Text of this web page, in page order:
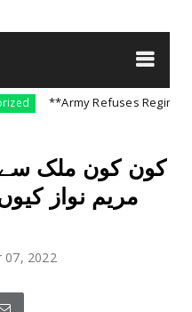
**Army Refuses Regime
کون کون ملک سے
مریم نواز
07, 2022